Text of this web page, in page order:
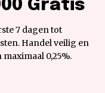
Gratis
7 dagen tot
Handel veilig en
0,25%.